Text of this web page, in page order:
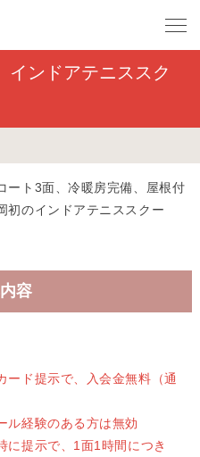
ンドアテニススク
ート3面、冷暖房完備、屋根付
初のインドアテニススクー
容
ド提示で、入会金無料（通
ル経験のある方は無効
提示で、1面1時間につき